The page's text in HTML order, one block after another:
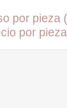
por pieza
por